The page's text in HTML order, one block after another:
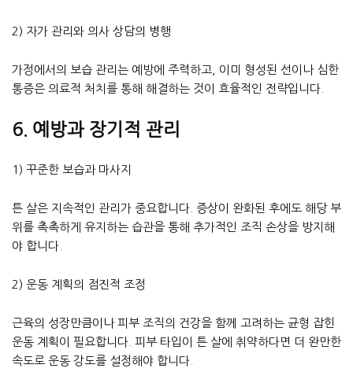
2) 자가 관리와 의사 상담의 병행
가정에서의 보습 관리는 예방에 주력하고, 이미 형성된 선이나 심한
통증은 의료적 처치를 통해 해결하는 것이 효율적인 전략입니다.
6. 예방과 장기적 관리
1) 꾸준한 보습과 마사지
튼 살은 지속적인 관리가 중요합니다. 증상이 완화된 후에도 해당 부
위를 촉촉하게 유지하는 습관을 통해 추가적인 조직 손상을 방지해
야 합니다.
2) 운동 계획의 점진적 조정
근육의 성장만큼이나 피부 조직의 건강을 함께 고려하는 균형 잡힌
운동 계획이 필요합니다. 피부 타입이 튼 살에 취약하다면 더 완만한
속도로 운동 강도를 설정해야 합니다.